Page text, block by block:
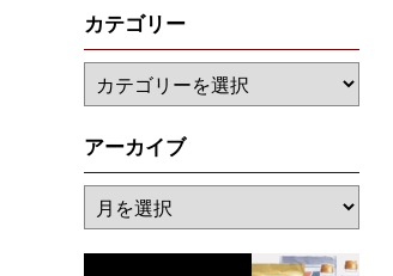
カテゴリー
アーカイブ